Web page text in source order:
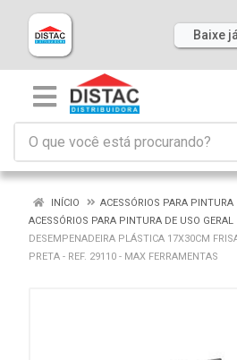
Baixe
INÍCIO
ACESSÓRIOS PARA PINTURA
ACESSÓRIOS PARA PINTURA DE USO GERAL
DESEMPENADEIRA PLÁSTICA 17X30CM
PRETA - REF. 29110 - MAX FERRAMENTAS